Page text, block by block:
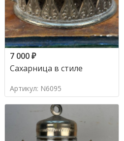
7 000₽
Сахарница в стиле
Артикул: N6095